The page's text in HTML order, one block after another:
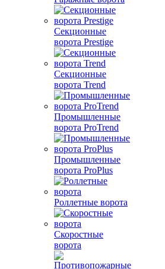
Секционные
ворота Prestige
Секционные
ворота Trend
Промышленные
ворота ProTrend
Промышленные
ворота ProPlus
Роллетные ворота
Скоростные
ворота